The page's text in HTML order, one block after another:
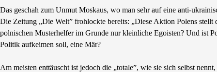
Das geschah zum Unmut Moskaus, wo man sehr auf eine anti-
Die Zeitung „Die Welt” frohlockte bereits: „Diese Aktion Polens
polnischen Musterhelfer im Grunde nur kleinliche Egoisten? Und ist
Politik aufkeimen soll, eine Mär?
Am meisten enttäuscht ist jedoch die „totale”, wie sie sich selbst